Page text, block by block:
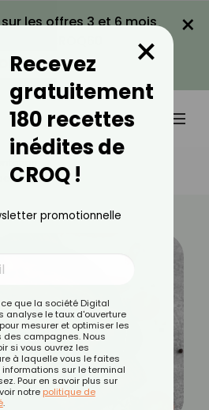
sur les offres 3 et 6 mois
LA PROMO
×
?
Recevez
gratuitement
180 recettes
inédites de
CROQ !
×
promotionnelle
que la société Digital
analyse le taux d'ouverture
mesurer et optimiser les
des campagnes. Nous
si vous ouvrez les
à laquelle vous le faites
sur le terminal
Pour en savoir plus sur
notre politique de
.